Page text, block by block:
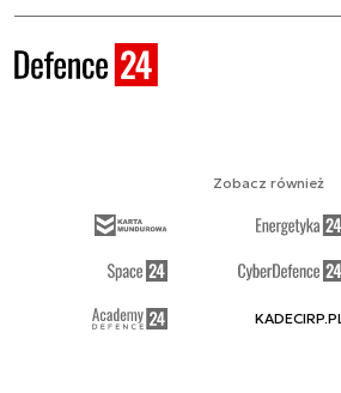
Zobacz również